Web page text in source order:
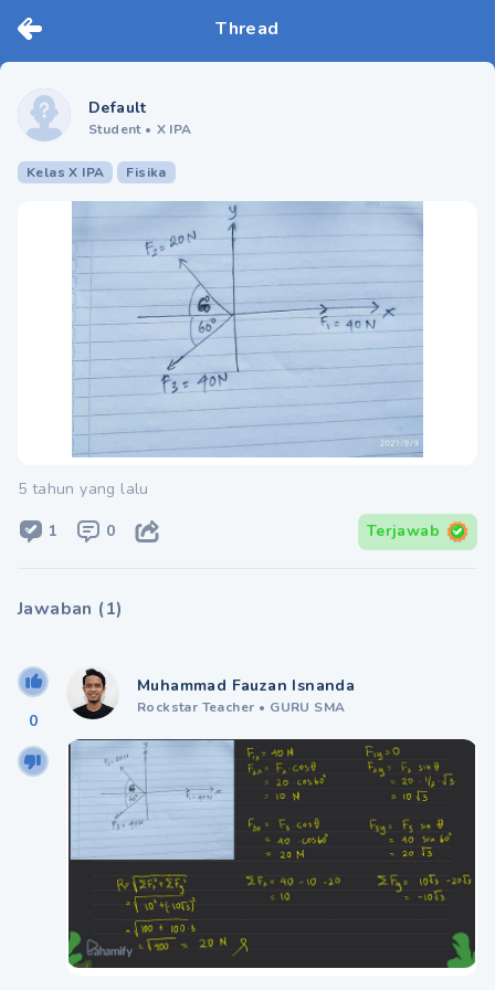
Thread
Default
Student • X IPA
Kelas X IPA Fisika
5 tahun yang lalu
1 0 Terjawab
Jawaban (1)
0
Muhammad Fauzan Isnanda
Rockstar Teacher • GURU SMA